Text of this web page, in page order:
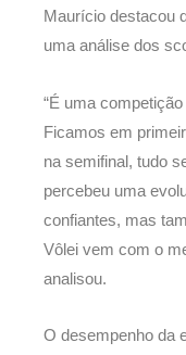
Maurício destacou
uma análise dos
“É uma
Ficamos em
na semifinal, tudo
percebeu uma
confiantes, mas
Vôlei vem com o
analisou.
O desempenho da